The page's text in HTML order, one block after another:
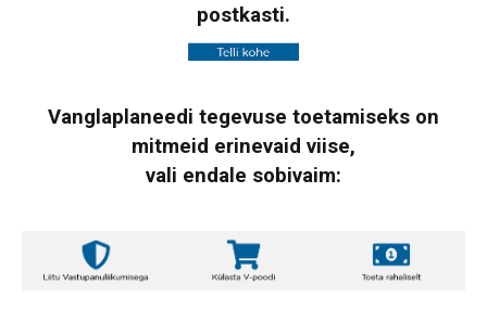
postkasti.
Vanglaplaneedi tegevuse toetamiseks on
mitmeid erinevaid viise,
vali endale sobivaim: